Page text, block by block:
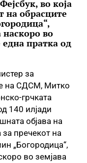
во која
на обрасците
наскоро во
една пратка од
за
на СДСМ, Митко
грчката
140 илјади
објава на
за пречекот на
„Богородица“,
во земјава